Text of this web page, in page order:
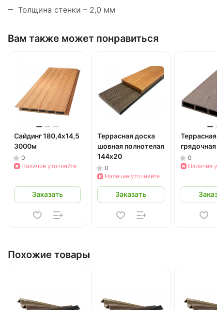
Толщина стенки – 2,0 мм
Вам также может понравиться
Сайдинг 180,4х14,5
3000м
0
Наличие уточняйте
Заказать
Террасная доска
шовная полнотелая
144х20
0
Наличие уточняйте
Заказать
0
Наличие
Похожие товары